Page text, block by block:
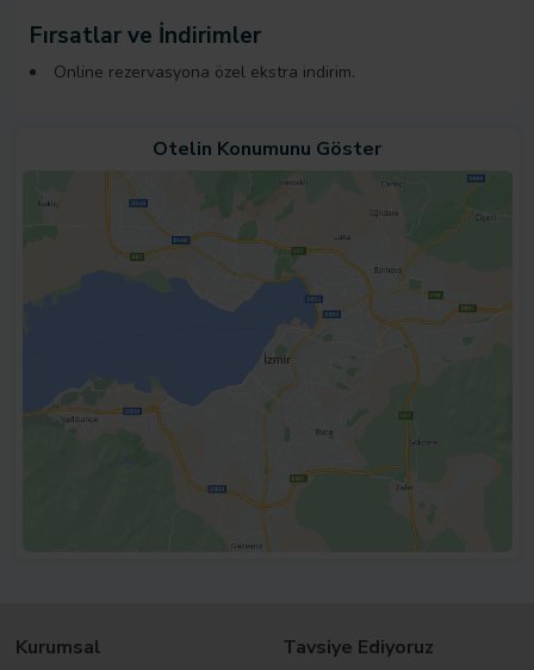
Fırsatlar ve İndirimler
Online rezervasyona özel ekstra indirim.
Otelin Konumunu Göster
Kurumsal Tavsiye Ediyoruz